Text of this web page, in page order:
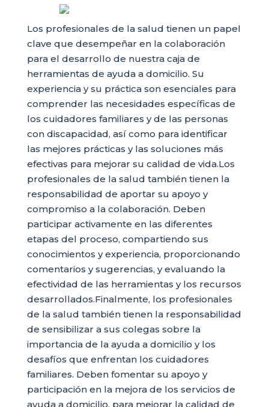
Los profesionales de la salud tienen un papel
clave que desempeñar en la colaboración
para el desarrollo de nuestra caja de
herramientas de ayuda a domicilio. Su
experiencia y su práctica son esenciales para
comprender las necesidades específicas de
los cuidadores familiares y de las personas
con discapacidad, así como para identificar
las mejores prácticas y las soluciones más
efectivas para mejorar su calidad de vida.Los
profesionales de la salud también tienen la
responsabilidad de aportar su apoyo y
compromiso a la colaboración. Deben
participar activamente en las diferentes
etapas del proceso, compartiendo sus
conocimientos y experiencia, proporcionando
comentarios y sugerencias, y evaluando la
efectividad de las herramientas y los recursos
desarrollados.Finalmente, los profesionales
de la salud también tienen la responsabilidad
de sensibilizar a sus colegas sobre la
importancia de la ayuda a domicilio y los
desafíos que enfrentan los cuidadores
familiares. Deben fomentar su apoyo y
participación en la mejora de los servicios de
ayuda a domicilio, para mejorar la calidad de